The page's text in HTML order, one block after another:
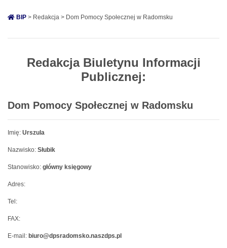
BIP > Redakcja > Dom Pomocy Społecznej w Radomsku
Redakcja Biuletynu Informacji
Publicznej:
Dom Pomocy Społecznej w Radomsku
Imię: Urszula
Nazwisko: Słubik
Stanowisko: główny księgowy
Adres:
Tel:
FAX:
E-mail: biuro@dpsradomsko.naszdps.pl